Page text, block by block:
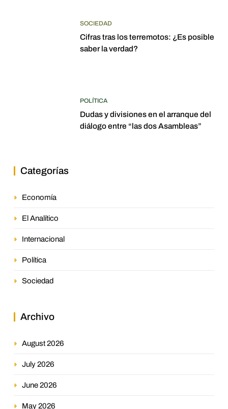
SOCIEDAD
Cifras tras los terremotos: ¿Es posible
saber la verdad?
POLÍTICA
Dudas y divisiones en el arranque del
diálogo entre “las dos Asambleas”
Categorías
Economía
El Analítico
Internacional
Política
Sociedad
Archivo
August 2026
July 2026
June 2026
May 2026